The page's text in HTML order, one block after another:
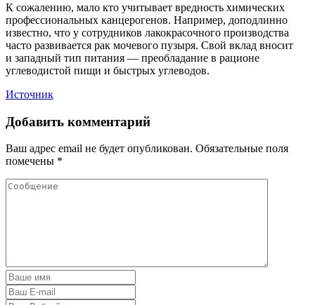
К сожалению, мало кто учитывает вредность химических
профессиональных канцерогенов. Например, доподлинно
известно, что у сотрудников лакокрасочного производства
часто развивается рак мочевого пузыря. Свой вклад вносит
и западный тип питания — преобладание в рационе
углеводистой пищи и быстрых углеводов.
Источник
Добавить комментарий
Ваш адрес email не будет опубликован. Обязательные поля
помечены *